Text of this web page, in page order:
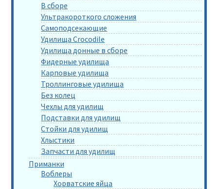
В сборе
Ультракороткого сложения
Самоподсекающие
Удилища Crocodile
Удилища донные в сборе
Фидерные удилища
Карповые удилища
Троллинговые удилища
Без колец
Чехлы для удилищ
Подставки для удилищ
Стойки для удилищ
Хлыстики
Запчасти для удилищ
Приманки
Воблеры
Хорватские яйца